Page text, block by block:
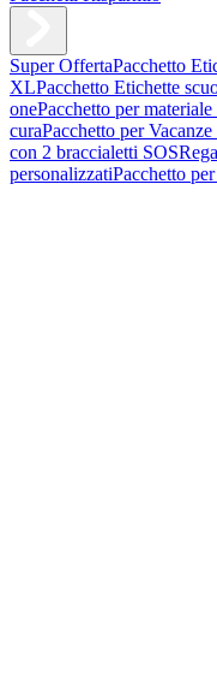
Super OffertaPacchetto
XLPacchetto Etichette
onePacchetto per
curaPacchetto per
con 2 braccialetti SOS
personalizzatiPacchetto